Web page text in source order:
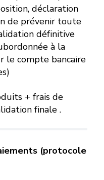
déclaration
de prévenir toute
définitive
à la
le compte bancaire
+ frais de
finale .
(protocole